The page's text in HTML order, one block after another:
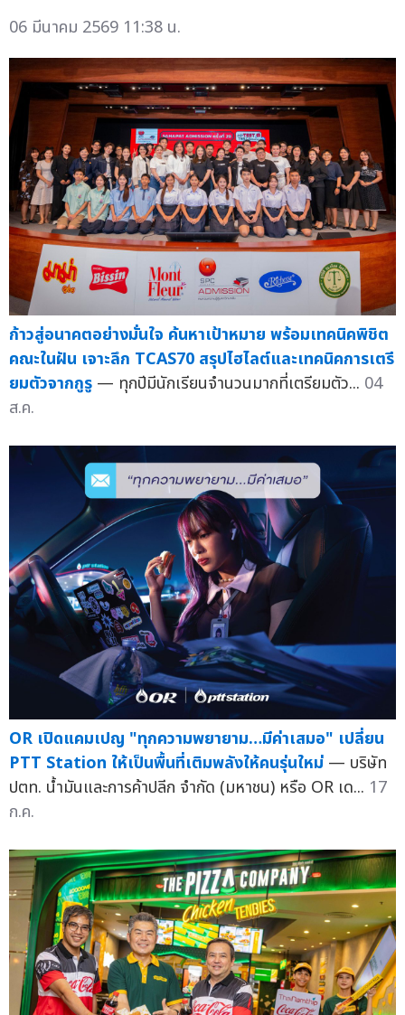
06 มีนาคม 2569 11:38 น.
ก้าวสู่อนาคตอย่างมั่นใจ ค้นหาเป้าหมาย พร้อมเทคนิคพิชิต
คณะในฝัน เจาะลึก TCAS70 สรุปไฮไลต์และเทคนิคการเตรี
ยมตัวจากกูรู — ทุกปีมีนักเรียนจำนวนมากที่เตรียมตัว... 04
ส.ค.
OR เปิดแคมเปญ "ทุกความพยายาม…มีค่าเสมอ" เปลี่ยน
PTT Station ให้เป็นพื้นที่เติมพลังให้คนรุ่นใหม่ — บริษัท
ปตท. น้ำมันและการค้าปลีก จำกัด (มหาชน) หรือ OR เด... 17
ก.ค.